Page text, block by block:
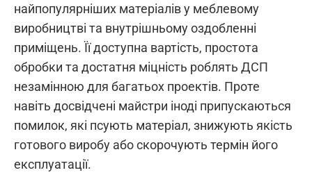
найпопулярніших матеріалів у меблевому
виробництві та внутрішньому оздобленні
приміщень. Її доступна вартість, простота
обробки та достатня міцність роблять ДСП
незамінною для багатьох проектів. Проте
навіть досвідчені майстри іноді припускаються
помилок, які псують матеріал, знижують якість
готового виробу або скорочують термін його
експлуатації.